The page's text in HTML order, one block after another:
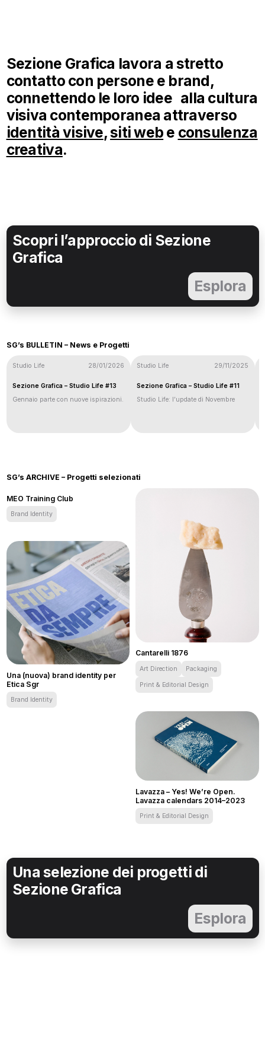
Sezione Grafica lavora a stretto
contatto con persone e brand,
connettendo le loro idee alla cultura
visiva contemporanea attraverso
identità visive,siti web e consulenza
creativa.
Scopri l’approccio di Sezione
Grafica
Esplora
SG’s BULLETIN – News e Progetti
Studio Life 28/01/2026
Sezione Grafica – Studio Life #13
Gennaio parte con nuove ispirazioni.
Studio Life 29/11/2025
Sezione Grafica – Studio Life #11
Studio Life: l’update di Novembre
SG’s ARCHIVE – Progetti selezionati
MEO Training Club
Brand Identity
Una (nuova) brand identity per
Etica Sgr
Brand Identity
Una (nuova) brand identity per Etica Sgr
Cantarelli 1876
Art Direction Packaging
Print & Editorial Design
Lavazza – Yes! We’re Open.
Lavazza calendars 2014–2023
Print & Editorial Design
Una selezione dei progetti di
Sezione Grafica
Esplora